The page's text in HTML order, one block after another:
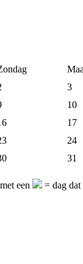
3
10
17
24
31
een = dag